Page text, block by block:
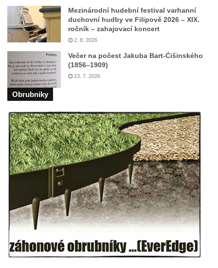
Busta Bedřicha Smetany v sadech B.
Smetany v Duchcově
Busta Ludwiga van Beethovena v sadech
Pomník neznámého účelu v sadech Boženy
Němcové v Duchcově
Památník Johanna Wolfganga Goetha u
polikliniky v Nejdku
Socha svatého Salvátora před kostelem
svatých Petra a Pavla v Jeníkově
Socha svatého Pavla před kostelem
svatých Petra a Pavla v Jeníkově
Socha svatého Petra před kostelem svatých
Petra a Pavla v Jeníkově
Socha svatého Jana Nepomuckého před
kostelem svatých Petra a Pavla v Jeníkově
Obrázek Ježíš jako Dobrý pastýř u studánky
Pod obrázkem na Kamenné cestě pod
Plešným
Mezinárodní hudební festival varhanní
duchovní hudby ve Filipově 2026 – XIX.
ročník – zahajovací koncert
2. 8. 2026
Večer na počest Jakuba Bart-Ćišinského
(1856–1909)
23. 7. 2026
Obrubniky